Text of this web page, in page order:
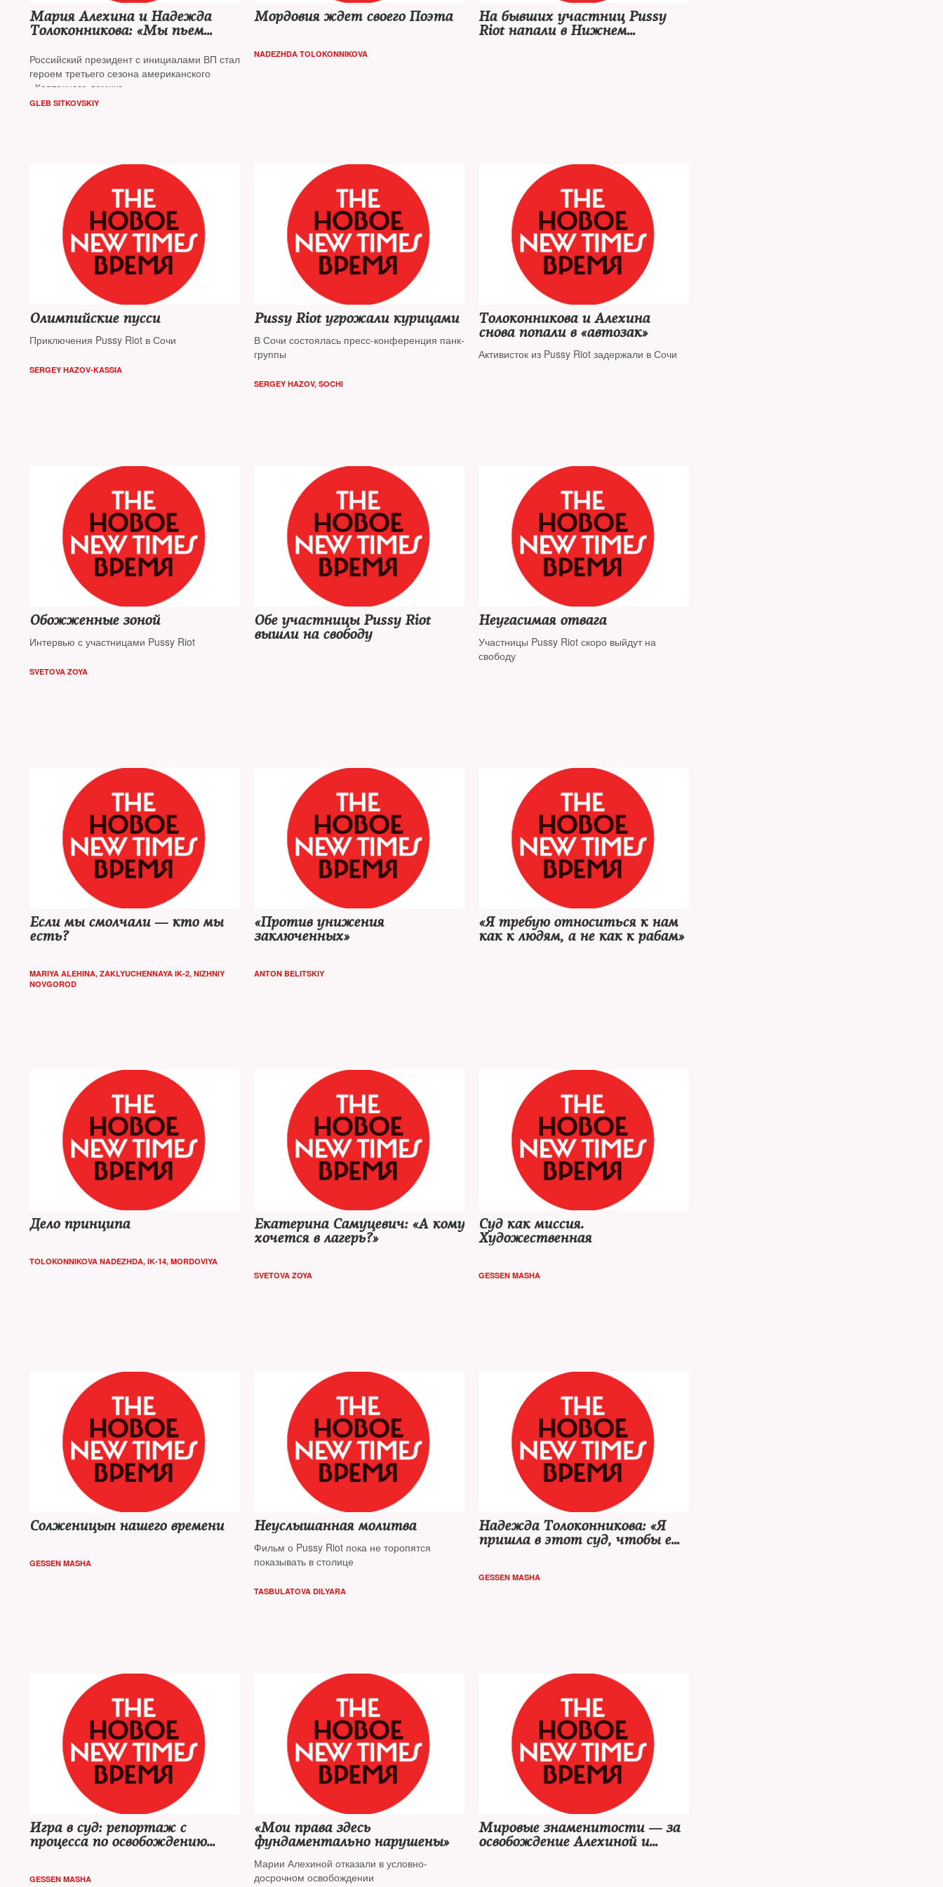
Мария Алехина и Надежда
Толоконникова: «Мы пьем
Российский президент с инициалами ВП стал
героем третьего сезона американского
«Карточного домика».
GLEB SITKOVSKIY
Мордовия ждет своего Поэта
NADEZHDA TOLOKONNIKOVA
На бывших участниц Pussy
Riot напали в Нижнем
Олимпийские пусси
Приключения Pussy Riot в Сочи
SERGEY HAZOV-KASSIA
Pussy Riot угрожали курицами
В Сочи состоялась пресс-конференция панк-
группы
SERGEY HAZOV, SOCHI
Толоконникова и Алехина
снова попали в «автозак»
Активисток из Pussy Riot задержали в Сочи
Обожженные зоной
Интервью с участницами Pussy Riot
SVETOVA ZOYA
Обе участницы Pussy Riot
вышли на свободу
Неугасимая отвага
Участницы Pussy Riot скоро выйдут на
свободу
Если мы смолчали — кто мы
есть?
MARIYA ALEHINA, ZAKLYUCHENNAYA IK-2, NIZHNIY
NOVGOROD
«Против унижения
заключенных»
ANTON BELITSKIY
«Я требую относиться к нам
как к людям, а не как к рабам»
Дело принципа
TOLOKONNIKOVA NADEZHDA, IK-14, MORDOVIYA
Екатерина Самуцевич: «А кому
хочется в лагерь?»
SVETOVA ZOYA
Суд как миссия.
Художественная
GESSEN MASHA
Солженицын нашего времени
GESSEN MASHA
Неуслышанная молитва
Фильм о Pussy Riot пока не торопятся
показывать в столице
TASBULATOVA DILYARA
Надежда Толоконникова: «Я
пришла в этот суд, чтобы еще
правосудия»
GESSEN MASHA
Игра в суд: репортаж с
процесса по освобождению
GESSEN MASHA
«Мои права здесь
фундаментально нарушены»
Марии Алехиной отказали в условно-
досрочном освобождении
Мировые знаменитости — за
освобождение Алехиной и